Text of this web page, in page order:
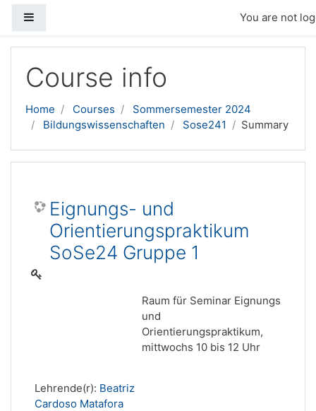
You are not
Course info
Home Courses
Sommersemester 2024
Bildungswissenschaften
Sose241 Summary
Eignungs- und
Orientierungspraktikum
SoSe24 Gruppe 1
Raum für Seminar Eignungs
und
Orientierungspraktikum,
mittwochs 10 bis 12 Uhr
Lehrende(r): Beatriz
Cardoso Matafora